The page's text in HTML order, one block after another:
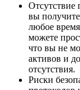
Отсутствие
вы
любое
можете
что вы не
активов и
отсутствия.
Риски